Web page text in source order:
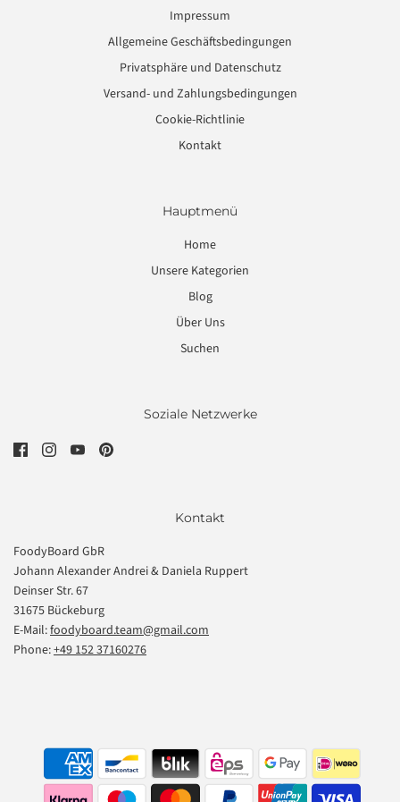
Impressum
Allgemeine Geschäftsbedingungen
Privatsphäre und Datenschutz
Versand- und Zahlungsbedingungen
Cookie-Richtlinie
Kontakt
Hauptmenü
Home
Unsere Kategorien
Blog
Über Uns
Suchen
Soziale Netzwerke
Kontakt
FoodyBoard GbR
Johann Alexander Andrei & Daniela Ruppert
Deinser Str. 67
31675 Bückeburg
E-Mail:foodyboard.team@gmail.com
Phone:+49 152 37160276